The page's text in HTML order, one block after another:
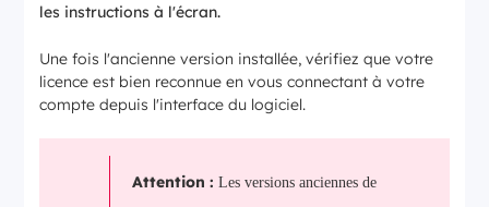
les instructions à l'écran.
Une fois l'ancienne version installée, vérifiez que votre
licence est bien reconnue en vous connectant à votre
compte depuis l'interface du logiciel.
Attention : Les versions anciennes de